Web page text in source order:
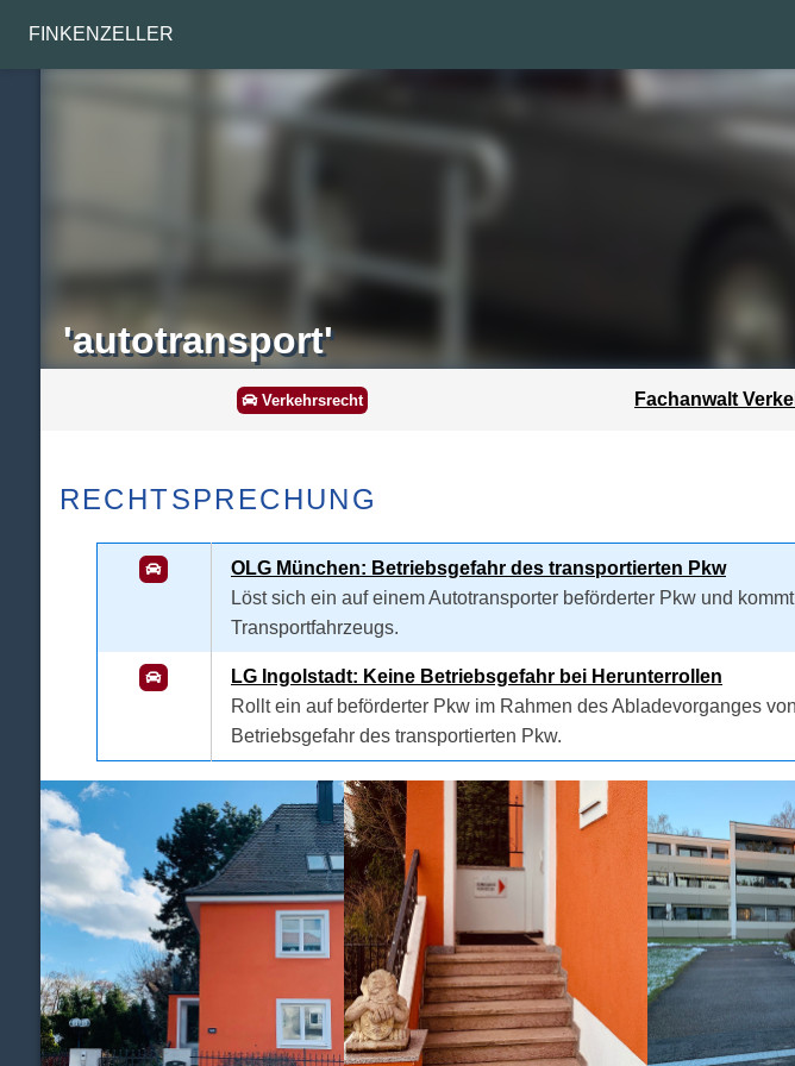
FINKENZELLER
'autotransport'
Verkehrsrecht Fachanwalt
RECHTSPRECHUNG
OLG München: Betriebsgefahr des transportierten Pkw
Löst sich ein auf einem Autotransporter beförderter Pkw und
Transportfahrzeugs.
LG Ingolstadt: Keine Betriebsgefahr bei Herunterrollen
Rollt ein auf beförderter Pkw im Rahmen des Abladevorganges
Betriebsgefahr des transportierten Pkw.